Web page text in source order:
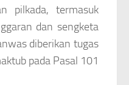
pilkada, termasuk
dan sengketa
diberikan tugas
pada Pasal 101